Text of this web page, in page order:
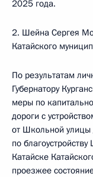
2025 года.
2. Шейна Сергея
Катайского
По результатам
Губернатору
меры по
дороги с
от Школьной улицы
по
Катайске
проезжее